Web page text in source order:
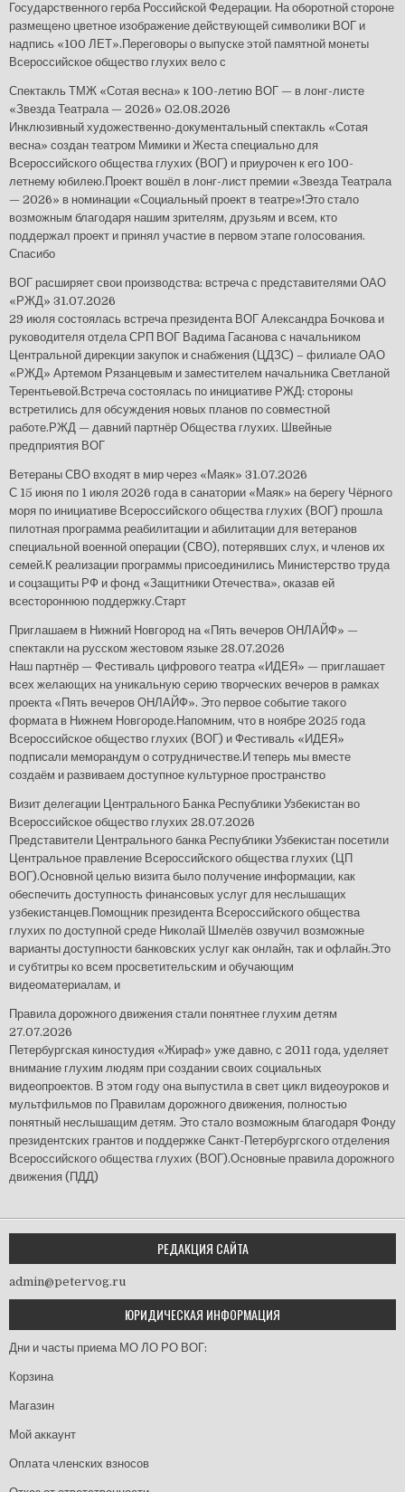
Государственного герба Российской Федерации. На оборотной стороне
размещено цветное изображение действующей символики ВОГ и
надпись «100 ЛЕТ».Переговоры о выпуске этой памятной монеты
Всероссийское общество глухих вело с
Спектакль ТМЖ «Сотая весна» к 100-летию ВОГ — в лонг-листе
«Звезда Театрала — 2026» 02.08.2026
Инклюзивный художественно-документальный спектакль «Сотая
весна» создан театром Мимики и Жеста специально для
Всероссийского общества глухих (ВОГ) и приурочен к его 100-
летнему юбилею.Проект вошёл в лонг-лист премии «Звезда Театрала
— 2026» в номинации «Социальный проект в театре»!Это стало
возможным благодаря нашим зрителям, друзьям и всем, кто
поддержал проект и принял участие в первом этапе голосования.
Спасибо
ВОГ расширяет свои производства: встреча с представителями ОАО
«РЖД» 31.07.2026
29 июля состоялась встреча президента ВОГ Александра Бочкова и
руководителя отдела СРП ВОГ Вадима Гасанова с начальником
Центральной дирекции закупок и снабжения (ЦДЗС) – филиале ОАО
«РЖД» Артемом Рязанцевым и заместителем начальника Светланой
Терентьевой.Встреча состоялась по инициативе РЖД: стороны
встретились для обсуждения новых планов по совместной
работе.РЖД — давний партнёр Общества глухих. Швейные
предприятия ВОГ
Ветераны СВО входят в мир через «Маяк» 31.07.2026
С 15 июня по 1 июля 2026 года в санатории «Маяк» на берегу Чёрного
моря по инициативе Всероссийского общества глухих (ВОГ) прошла
пилотная программа реабилитации и абилитации для ветеранов
специальной военной операции (СВО), потерявших слух, и членов их
семей.К реализации программы присоединились Министерство труда
и соцзащиты РФ и фонд «Защитники Отечества», оказав ей
всестороннюю поддержку.Старт
Приглашаем в Нижний Новгород на «Пять вечеров ОНЛАЙФ» —
спектакли на русском жестовом языке 28.07.2026
Наш партнёр — Фестиваль цифрового театра «ИДЕЯ» — приглашает
всех желающих на уникальную серию творческих вечеров в рамках
проекта «Пять вечеров ОНЛАЙФ». Это первое событие такого
формата в Нижнем Новгороде.Напомним, что в ноябре 2025 года
Всероссийское общество глухих (ВОГ) и Фестиваль «ИДЕЯ»
подписали меморандум о сотрудничестве.И теперь мы вместе
создаём и развиваем доступное культурное пространство
Визит делегации Центрального Банка Республики Узбекистан во
Всероссийское общество глухих 28.07.2026
Представители Центрального банка Республики Узбекистан посетили
Центральное правление Всероссийского общества глухих (ЦП
ВОГ).Основной целью визита было получение информации, как
обеспечить доступность финансовых услуг для неслышащих
узбекистанцев.Помощник президента Всероссийского общества
глухих по доступной среде Николай Шмелёв озвучил возможные
варианты доступности банковских услуг как онлайн, так и офлайн.Это
и субтитры ко всем просветительским и обучающим
видеоматериалам, и
Правила дорожного движения стали понятнее глухим детям
27.07.2026
Петербургская киностудия «Жираф» уже давно, с 2011 года, уделяет
внимание глухим людям при создании своих социальных
видеопроектов. В этом году она выпустила в свет цикл видеоуроков и
мультфильмов по Правилам дорожного движения, полностью
понятный неслышащим детям. Это стало возможным благодаря Фонду
президентских грантов и поддержке Санкт-Петербургского отделения
Всероссийского общества глухих (ВОГ).Основные правила дорожного
движения (ПДД)
РЕДАКЦИЯ САЙТА
admin@petervog.ru
ЮРИДИЧЕСКАЯ ИНФОРМАЦИЯ
Дни и часты приема МО ЛО РО ВОГ:
Корзина
Магазин
Мой аккаунт
Оплата членских взносов